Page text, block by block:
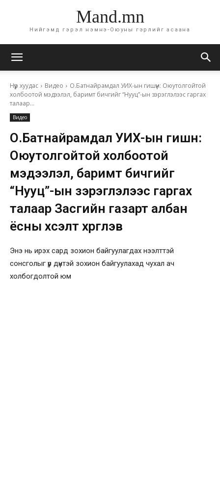
Mand.mn
Нийгэмд гэрэл нэмнэ-Оюуны гэрлийг асаана
Нүүр хуудас Видео
О.Батнайрамдал УИХ-ын гишүүн: Оюутолгойтой
холбоотой мэдээлэл, баримт бичгийг “Нууц”-ын зэрэглэлээс гаргах
талаар...
Видео
О.Батнайрамдал УИХ-ын гишүүн:
Оюутолгойтой холбоотой
мэдээлэл, баримт бичгийг
“Нууц”-ын зэрэглэлээс гаргах
талаар Засгийн газарт албан
ёсны хүсэлт хүргүүлэв
Энэ нь ирэх сард зохион байгуулагдах нээлттэй
сонсголыг үр дүнтэй зохион байгуулахад чухал ач
холбогдолтой юм